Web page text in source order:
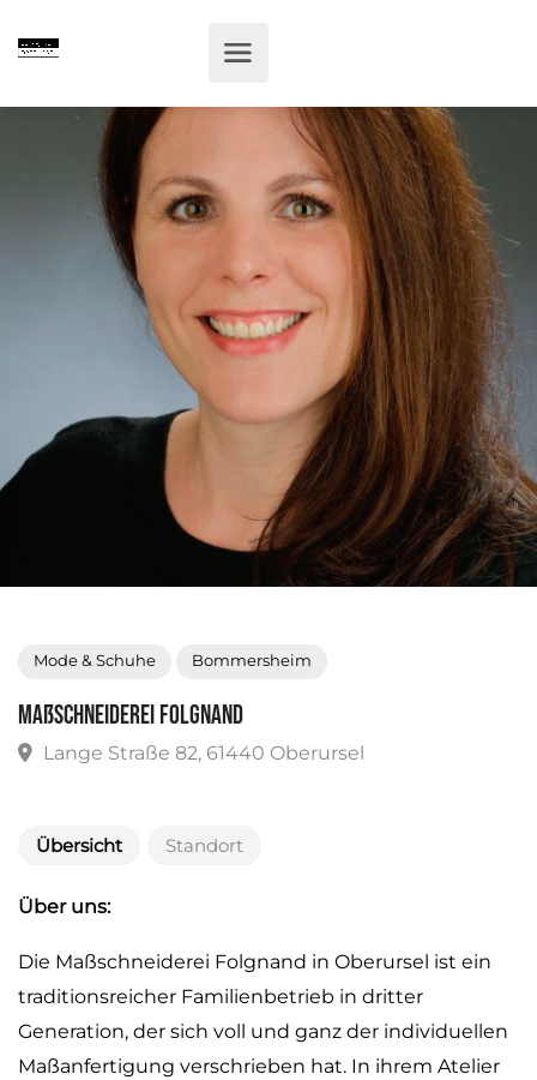
Mode & Schuhe Bommersheim
Übersicht Standort
Über uns:
Die Maßschneiderei Folgnand in Oberursel ist ein
traditionsreicher Familienbetrieb in dritter
Generation, der sich voll und ganz der individuellen
Maßanfertigung verschrieben hat. In ihrem Atelier